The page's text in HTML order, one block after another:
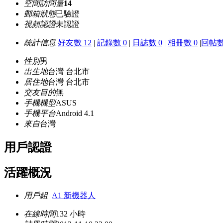
空間訪問量14
郵箱狀態已驗證
視頻認證未認證
統計信息 好友數 12 | 記錄數 0 | 日誌數 0 | 相冊數 0 |回帖
性別男
出生地台灣 台北市
居住地台灣 台北市
交友目的無
手機機型ASUS
手機平台Android 4.1
來自台灣
用戶認證
活躍概況
用戶組 A1 新機器人
在線時間132 小時